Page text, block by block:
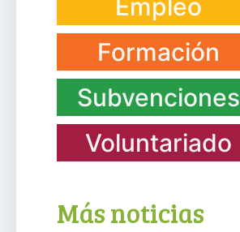
Empleo
Formación
Subvenciones
Voluntariado
Más noticias